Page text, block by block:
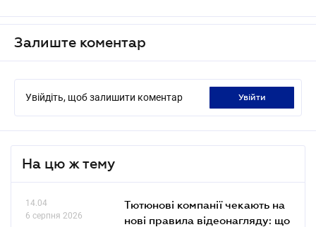
Залиште коментар
Увійдіть, щоб залишити коментар увійти
На цю ж тему
14.04
6 серпня 2026
Тютюнові компанії чекають на
нові правила відеонагляду: що